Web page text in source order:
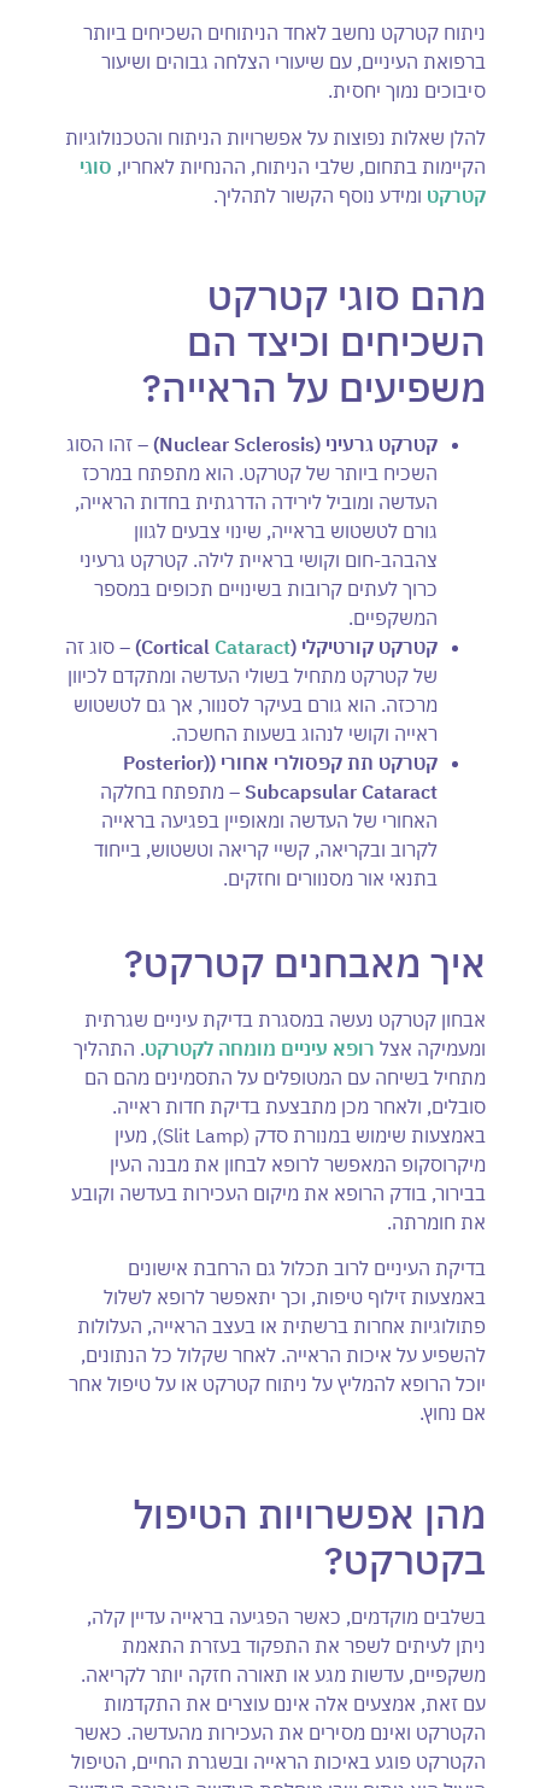
ניתוח קטרקט נחשב לאחד הניתוחים השכיחים ביותר
ברפואת העיניים, עם שיעורי הצלחה גבוהים ושיעור
סיבוכים נמוך יחסית.
להלן שאלות נפוצות על אפשרויות הניתוח והטכנולוגיות
הקיימות בתחום, שלבי הניתוח, ההנחיות לאחריו, סוגי
קטרקט ומידע נוסף הקשור לתהליך.
מהם סוגי קטרקט
השכיחים וכיצד הם
משפיעים על הראייה?
קטרקט גרעיני (Nuclear Sclerosis
) – זהו הסוג
השכיח ביותר של קטרקט. הוא מתפתח במרכז
העדשה ומוביל לירידה הדרגתית בחדות הראייה,
גורם לטשטוש בראייה, שינוי צבעים לגוון
צהבהב-חום וקושי בראיית לילה. קטרקט גרעיני
כרוך לעתים קרובות בשינויים תכופים במספר
המשקפיים.
קטרקט קורטיקלי (
Cortical Cataract
) – סוג זה
של קטרקט מתחיל בשולי העדשה ומתקדם לכיוון
מרכזה. הוא גורם בעיקר לסנוור, אך גם לטשטוש
ראייה וקושי לנהוג בשעות החשכה.
קטרקט תת קפסולרי אחורי ( (Posterior
Subcapsular Cataract
– מתפתח בחלקה
האחורי של העדשה ומאופיין בפגיעה בראייה
לקרוב ובקריאה, קשיי קריאה וטשטוש, בייחוד
בתנאי אור מסנוורים וחזקים.
איך מאבחנים קטרקט?
אבחון קטרקט נעשה במסגרת בדיקת עיניים שגרתית
ומעמיקה אצל רופא עיניים מומחה לקטרקט. התהליך
מתחיל בשיחה עם המטופלים על התסמינים מהם הם
סובלים, ולאחר מכן מתבצעת בדיקת חדות ראייה.
באמצעות שימוש במנורת סדק (Slit Lamp), מעין
מיקרוסקופ המאפשר לרופא לבחון את מבנה העין
בבירור, בודק הרופא את מיקום העכירות בעדשה וקובע
את חומרתה.
בדיקת העיניים לרוב תכלול גם הרחבת אישונים
באמצעות זילוף טיפות, וכך יתאפשר לרופא לשלול
פתולוגיות אחרות ברשתית או בעצב הראייה, העלולות
להשפיע על איכות הראייה. לאחר שקלול כל הנתונים,
יוכל הרופא להמליץ על ניתוח קטרקט או על טיפול אחר
אם נחוץ.
מהן אפשרויות הטיפול
בקטרקט?
בשלבים מוקדמים, כאשר הפגיעה בראייה עדיין קלה,
ניתן לעיתים לשפר את התפקוד בעזרת התאמת
משקפיים, עדשות מגע או תאורה חזקה יותר לקריאה.
עם זאת, אמצעים אלה אינם עוצרים את התקדמות
הקטרקט ואינם מסירים את העכירות מהעדשה. כאשר
הקטרקט פוגע באיכות הראייה ובשגרת החיים, הטיפול